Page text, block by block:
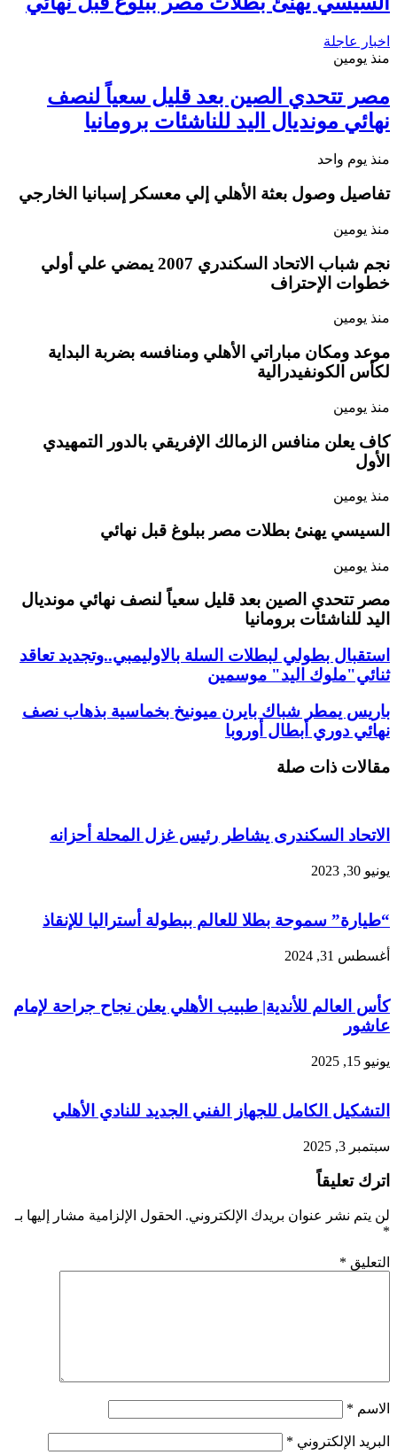
اخبار عاجلة
منذ يومين
مصر تتحدي الصين بعد قليل سعياً لنصف
نهائي مونديال اليد للناشئات برومانيا
منذ يوم واحد
تفاصيل وصول بعثة الأهلي إلي معسكر إسبانيا الخارجي
منذ يومين
نجم شباب الاتحاد السكندري 2007 يمضي علي أولي
خطوات الإحتراف
منذ يومين
موعد ومكان مباراتي الأهلي ومنافسه بضربة البداية
لكأس الكونفيدرالية
منذ يومين
كاف يعلن منافس الزمالك الإفريقي بالدور التمهيدي
الأول
منذ يومين
السيسي يهنئ بطلات مصر ببلوغ قبل نهائي
منذ يومين
مصر تتحدي الصين بعد قليل سعياً لنصف نهائي مونديال
اليد للناشئات برومانيا
استقبال بطولي لبطلات السلة بالاوليمبي..وتجديد تعاقد
ثنائي"ملوك اليد" موسمين
باريس يمطر شباك بايرن ميونيخ بخماسية بذهاب نصف
نهائي دوري أبطال أوروبا
مقالات ذات صلة
الاتحاد السكندرى يشاطر رئيس غزل المحلة أحزانه
يونيو 30, 2023
“طيارة” سموحة بطلا للعالم ببطولة أستراليا للإنقاذ
أغسطس 31, 2024
كأس العالم للأندية| طبيب الأهلي يعلن نجاح جراحة لإمام
عاشور
يونيو 15, 2025
التشكيل الكامل للجهاز الفني الجديد للنادي الأهلي
سبتمبر 3, 2025
اترك تعليقاً
لن يتم نشر عنوان بريدك الإلكتروني. الحقول الإلزامية مشار إليها بـ
*
التعليق *
الاسم *
البريد الإلكتروني *